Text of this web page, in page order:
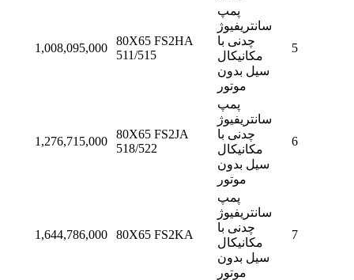
1,008,095,000
80X65 FS2HA
511/515
پمپ
سانتریفیوژ
چدنی با
مکانیکال
سیل بدون
موتور
5
1,276,715,000
80X65 FS2JA
518/522
پمپ
سانتریفیوژ
چدنی با
مکانیکال
سیل بدون
موتور
6
1,644,786,000 80X65 FS2KA
پمپ
سانتریفیوژ
چدنی با
مکانیکال
سیل بدون
موتور
7